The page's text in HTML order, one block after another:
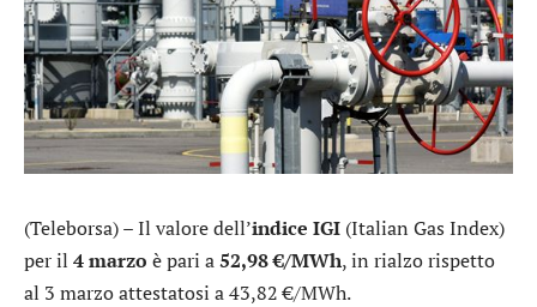
(Teleborsa) – Il valore dell’indice IGI (Italian Gas Index)
per il 4 marzo è pari a52,98 €/MWh, in rialzo rispetto
al 3 marzo attestatosi a 43,82 €/MWh.